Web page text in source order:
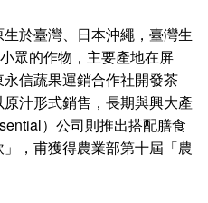
於臺灣、日本沖繩，臺灣生
眾的作物，主要產地在屏
信蔬果運銷合作社開發茶
汁形式銷售，長期與興大產
）公司則推出搭配膳食
，甫獲得農業部第十屆「農